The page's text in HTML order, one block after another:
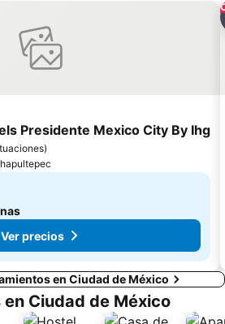
Presidente Mexico City By Ihg
)
Ver precios
en Ciudad de México
Ciudad de México